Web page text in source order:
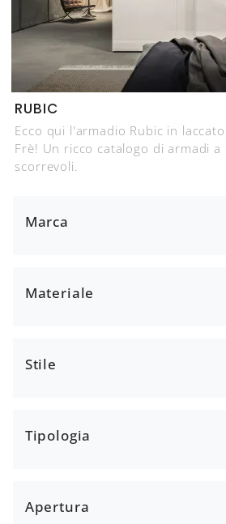
Marca
Materiale
Stile
Tipologia
Apertura
RUBIC
Ecco qui l'armadio Rubic in
Frè! Un ricco catalogo di armadi
scorrevoli.